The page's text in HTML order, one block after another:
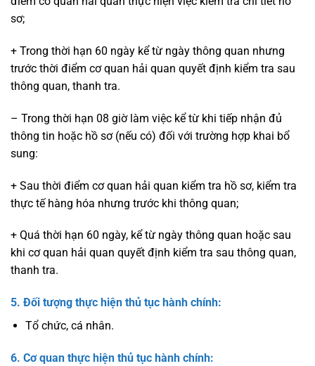
sơ;
+ Trong thời hạn 60 ngày kể từ ngày thông quan nhưng
trước thời điểm cơ quan hải quan quyết định kiểm tra sau
thông quan, thanh tra.
– Trong thời hạn 08 giờ làm việc kể từ khi tiếp nhận đủ
thông tin hoặc hồ sơ (nếu có) đối với trường hợp khai bổ
sung:
+ Sau thời điểm cơ quan hải quan kiểm tra hồ sơ, kiểm tra
thực tế hàng hóa nhưng trước khi thông quan;
+ Quá thời hạn 60 ngày, kể từ ngày thông quan hoặc sau
khi cơ quan hải quan quyết định kiểm tra sau thông quan,
thanh tra.
5. Đối tượng thực hiện thủ tục hành chính:
Tổ chức, cá nhân.
6. Cơ quan thực hiện thủ tục hành chính: